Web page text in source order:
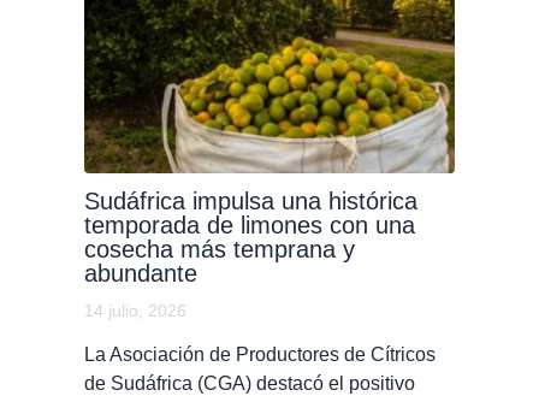
Sudáfrica impulsa una histórica
temporada de limones con una
cosecha más temprana y
abundante
14 julio, 2026
La Asociación de Productores de Cítricos
de Sudáfrica (CGA) destacó el positivo